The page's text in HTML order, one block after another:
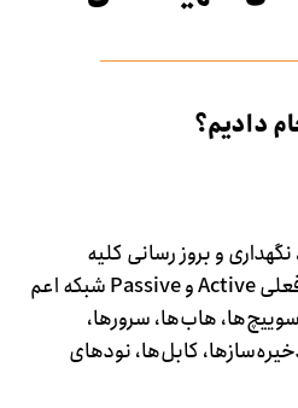
دادیم؟
نگهداری و بروز رسانی کلیه
تجهیزات فعلی Active و Passive شبکه اعم
سوییچ‌ها، هاب‌ها، سرور‌ها،
کابل‌ها، نودهای